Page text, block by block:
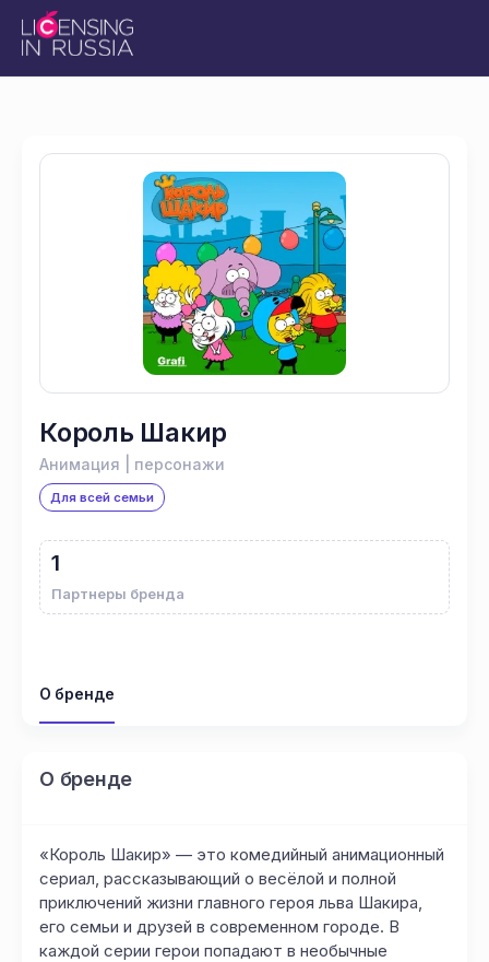
Король Шакир
Анимация | персонажи
Для всей семьи
1
Партнеры бренда
О бренде
О бренде
«Король Шакир» — это комедийный анимационный
сериал, рассказывающий о весёлой и полной
приключений жизни главного героя льва Шакира,
его семьи и друзей в современном городе. В
каждой серии герои попадают в необычные